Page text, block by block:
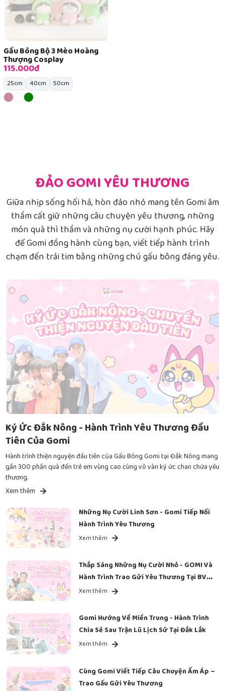
Gấu Bông Bộ 3 Mèo Hoàng
Thượng Cosplay
115.000đ
25cm 40cm 50cm
ĐẢO GOMI YÊU THƯƠNG
Giữa nhịp sống hối hả, hòn đảo nhỏ mang tên Gomi âm
thầm cất giữ những câu chuyện yêu thương, những
món quà thì thầm và những nụ cười hạnh phúc. Hãy
để Gomi đồng hành cùng bạn, viết tiếp hành trình
chạm đến trái tim bằng những chú gấu bông đáng yêu.
Ký Ức Đắk Nông - Hành Trình Yêu Thương Đầu
Tiên Của Gomi
Hành trình thiện nguyện đầu tiên của Gấu Bông Gomi tại Đắk Nông mang
gần 300 phần quà đến trẻ em vùng cao cùng vô vàn ký ức chan chứa yêu
thương.
Xem thêm
Những Nụ Cười Linh Sơn - Gomi Tiếp Nối
Hành Trình Yêu Thương
Xem thêm
Thắp Sáng Những Nụ Cười Nhỏ - GOMI Và
Hành Trình Trao Gửi Yêu Thương Tại BV
Ung Bướu
Xem thêm
Gomi Hướng Về Miền Trung - Hành Trình
Chia Sẻ Sau Trận Lũ Lịch Sử Tại Đắk Lắk
Xem thêm
Cùng Gomi Viết Tiếp Câu Chuyện Ấm Áp –
Trao Gấu Gửi Yêu Thương